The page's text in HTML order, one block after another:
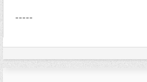
-----